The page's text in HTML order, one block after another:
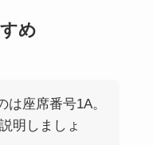
め
は座席番号1A。
明しましょ